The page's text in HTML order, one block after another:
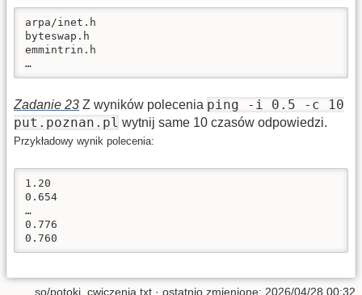
arpa/inet.h
byteswap.h
emmintrin.h
…
Zadanie 23 Z wyników polecenia ping -i 0.5 -c 10
put.poznan.pl wytnij same 10 czasów odpowiedzi.
Przykładowy wynik polecenia:
1.20
0.654
…
0.776
0.760
so/potoki_cwiczenia.txt · ostatnio zmienione: 2026/04/28 00:32